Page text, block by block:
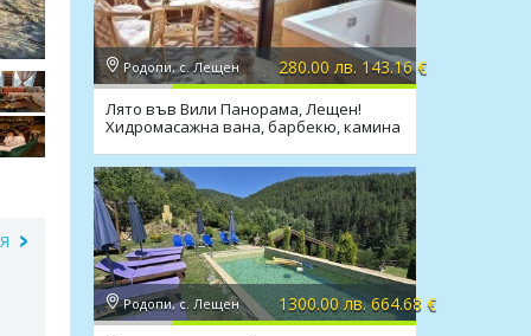
Родопи, с. Лещен 280.00 лв. 143.16 €
Лято във Вили Панорама, Лещен!
Хидромасажна вана, барбекю, камина
Родопи, с. Лещен 1300.00 лв. 664.68 €